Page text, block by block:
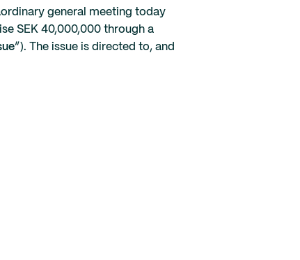
general meeting today
SEK 40,000,000 through a
”). The issue is directed to, and